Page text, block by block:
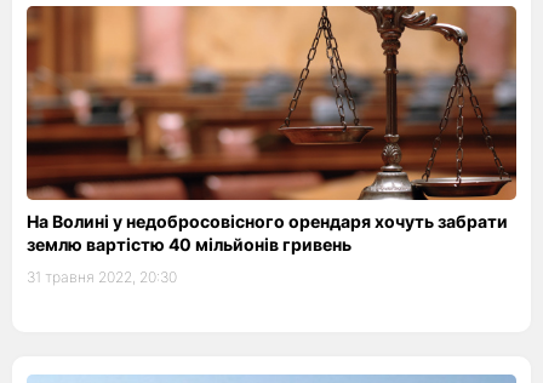
На Волині у недобросовісного орендаря хочуть забрати
землю вартістю 40 мільйонів гривень
31 травня 2022, 20:30